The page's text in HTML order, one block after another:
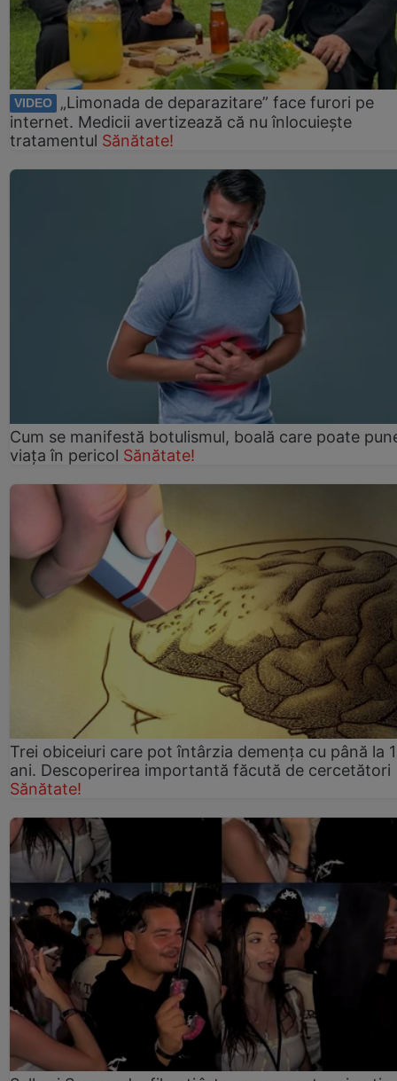
VIDEO
„Limonada de deparazitare” face furori pe
internet. Medicii avertizează că nu înlocuiește
tratamentul Sănătate!
Cum se manifestă botulismul, boală care poate
viaţa în pericol Sănătate!
Trei obiceiuri care pot întârzia demența cu până la
ani. Descoperirea importantă făcută de cercetători
Sănătate!